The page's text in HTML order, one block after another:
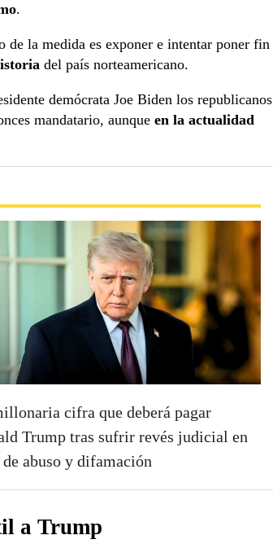
.
de la medida es exponer e intentar poner fin
del país norteamericano.
demócrata Joe Biden los republicanos
mandatario, aunque en la actualidad
cifra que deberá pagar
Trump tras sufrir revés judicial en
de abuso y difamación
a Trump